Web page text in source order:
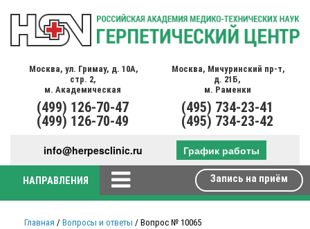
Москва, ул. Гримау, д. 10А,
стр. 2,
м. Академическая
(499) 126-70-47
(499) 126-70-49
Москва, Мичуринский пр-т,
д. 21Б,
м. Раменки
(495) 734-23-41
(495) 734-23-42
info@herpesclinic.ru График работы
НАПРАВЛЕНИЯ Запись на приём
Главная / Вопросы и ответы / Вопрос № 10065